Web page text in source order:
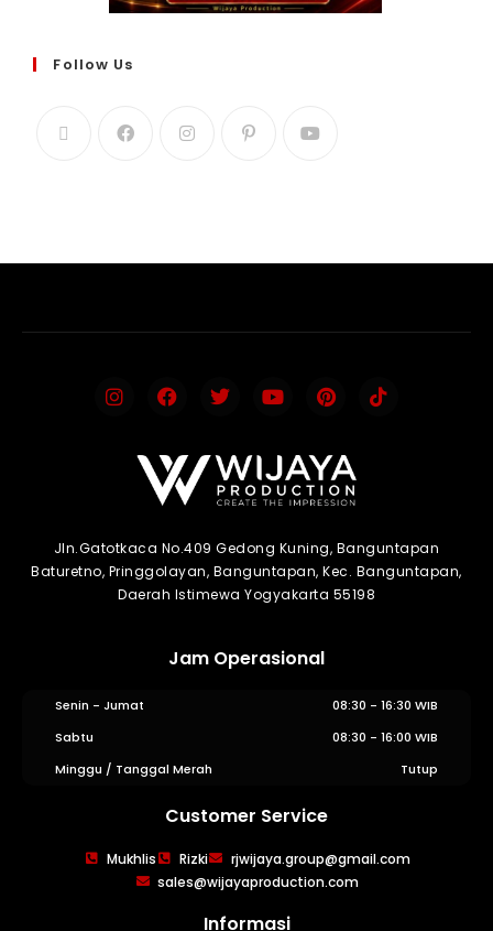
Follow Us
WIJAYA PRODUCTION
Jln.Gatotkaca No.409 Gedong Kuning, Banguntapan
Baturetno, Pringgolayan, Banguntapan, Kec. Banguntapan,
Daerah Istimewa Yogyakarta 55198
Jam Operasional
Senin - Jumat
08:30 - 16:30 WIB
Sabtu
08:30 - 16:00 WIB
Minggu / Tanggal Merah
Tutup
Customer Service
Mukhlis Rizki
rjwijaya.group@gmail.com
sales@wijayaproduction.com
Informasi